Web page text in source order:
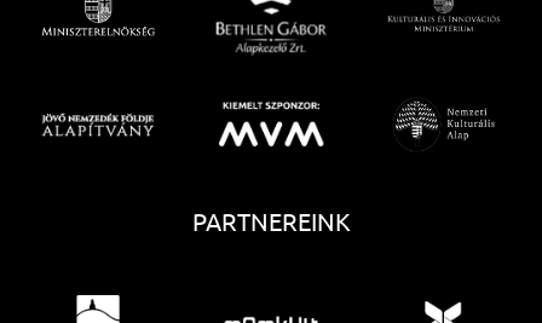
PARTNEREINK